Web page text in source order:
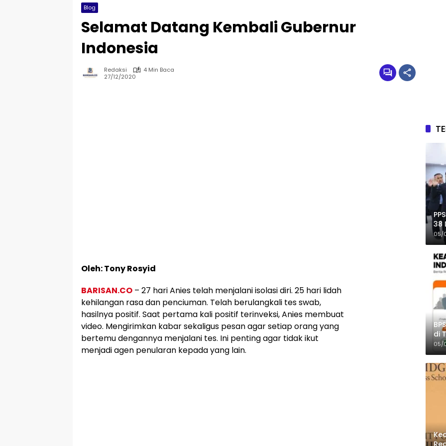
Blog
Selamat Datang Kembali Gubernur
Indonesia
Redaksi
4 Min Baca
27/12/2020
Oleh: Tony Rosyid
BARISAN.CO – 27 hari Anies telah menjalani isolasi diri. 25 hari lidah
kehilangan rasa dan penciuman. Telah berulangkali tes swab,
hasilnya positif. Saat pertama kali positif terinveksi, Anies membuat
video. Mengirimkan kabar sekaligus pesan agar setiap orang yang
bertemu dengannya menjalani tes. Ini penting agar tidak ikut
menjadi agen penularan kepada yang lain.
38
05/
di
05/